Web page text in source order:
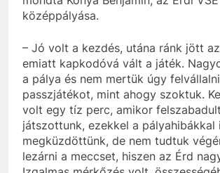
középpályása.
– Jó volt a kezdés, utána ránk jött
emiatt kapkodóvá vált a játék.
a pálya és nem mertük úgy
passzjátékot, mint ahogy szoktuk.
volt egy tíz perc, amikor
játszottunk, ezekkel a pályahibákkal
megküzdöttünk, de nem tudtuk
lezárni a meccset, hiszen az Érd